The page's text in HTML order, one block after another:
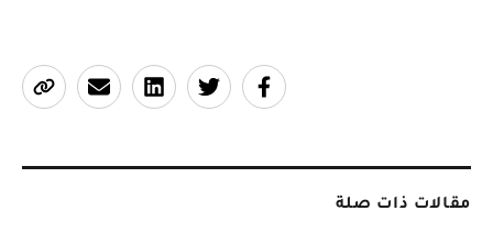
مقالات ذات صلة